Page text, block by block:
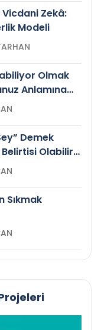
Zekâ:
Modeli
Nevzat TARHAN
Olmak
Anlamına
Demek
Olabilir
Sıkmak